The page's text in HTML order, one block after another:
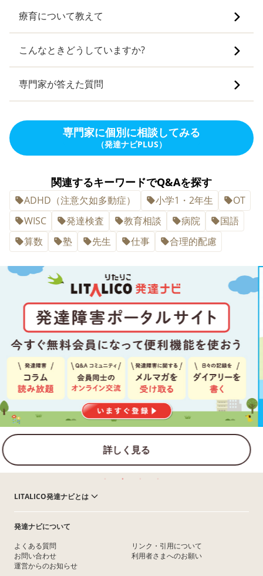
療育について教えて
こんなときどうしていますか?
専門家が答えた質問
専門家に個別に相談してみる
（発達ナビPLUS）
関連するキーワードでQ&Aを探す
ADHD（注意欠如多動症） 小学1・2年生
OT
WISC
発達検査 教育相談 病院
国語
算数
塾 先生 仕事 合理的配慮
詳しく見る
LITALICO発達ナビとは
発達ナビについて
よくある質問
お問い合わせ
運営からのお知らせ
リンク・引用について
利用者さまへのお願い